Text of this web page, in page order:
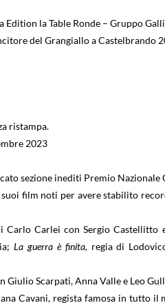
Edition la Table Ronde – Gruppo
del Grangiallo a Castelbrando
ristampa.
2023
sezione inediti Premio Nazionale
suoi film noti per avere stabilito
Carlo Carlei con Sergio Castellitto
La guerra è finita, regia di
Giulio Scarpati, Anna Valle e Leo
Cavani, regista famosa in tutto